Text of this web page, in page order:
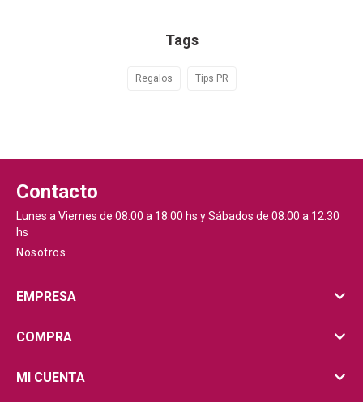
Tags
Regalos Tips PR
Contacto
Lunes a Viernes de 08:00 a 18:00 hs y Sábados de 08:00 a 12:30
hs
Nosotros
EMPRESA
COMPRA
MI CUENTA